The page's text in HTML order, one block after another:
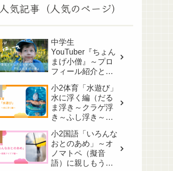
人気記事（人気のページ）
中学生
YouTuber『ちょん
まげ小僧』～プロ
フィール紹介と心
小2体育「水遊び」
水に浮く編（だる
ま浮き～クラゲ浮
き～ふし浮き～け
小2国語「いろんな
おとのあめ」～オ
ノマトペ（擬音
語）に親しもう！